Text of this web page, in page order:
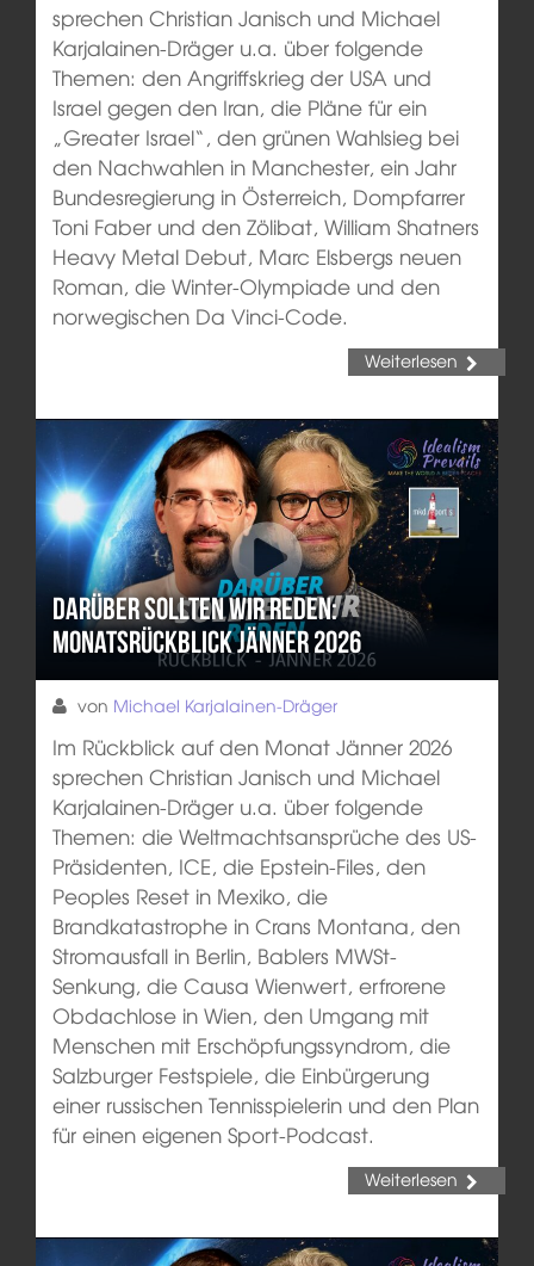
sprechen Christian Janisch und Michael
Karjalainen-Dräger u.a. über folgende
Themen: den Angriffskrieg der USA und
Israel gegen den Iran, die Pläne für ein
„Greater Israel“, den grünen Wahlsieg bei
den Nachwahlen in Manchester, ein Jahr
Bundesregierung in Österreich, Dompfarrer
Toni Faber und den Zölibat, William Shatners
Heavy Metal Debut, Marc Elsbergs neuen
Roman, die Winter-Olympiade und den
norwegischen Da Vinci-Code.
Weiterlesen
Darüber sollten wir reden:
Monatsrückblick Jänner 2026
von Michael Karjalainen-Dräger
Im Rückblick auf den Monat Jänner 2026
sprechen Christian Janisch und Michael
Karjalainen-Dräger u.a. über folgende
Themen: die Weltmachtsansprüche des US-
Präsidenten, ICE, die Epstein-Files, den
Peoples Reset in Mexiko, die
Brandkatastrophe in Crans Montana, den
Stromausfall in Berlin, Bablers MWSt-
Senkung, die Causa Wienwert, erfrorene
Obdachlose in Wien, den Umgang mit
Menschen mit Erschöpfungssyndrom, die
Salzburger Festspiele, die Einbürgerung
einer russischen Tennisspielerin und den Plan
für einen eigenen Sport-Podcast.
Weiterlesen